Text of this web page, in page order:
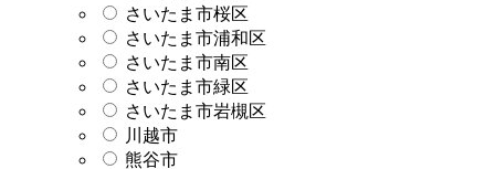
さいたま市桜区
さいたま市浦和区
さいたま市南区
さいたま市緑区
さいたま市岩槻区
川越市
熊谷市